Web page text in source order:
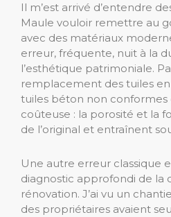
Il m’est arrivé d’entendre
Maule vouloir remettre au
avec des matériaux
erreur, fréquente, nuit à la
l’esthétique patrimoniale.
remplacement des tuiles
tuiles béton non conformes
coûteuse : la porosité et la
de l’original et entraînent
Une autre erreur classique
diagnostic approfondi de la
rénovation. J’ai vu un
des propriétaires avaient